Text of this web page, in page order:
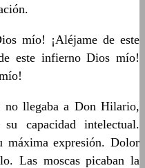
mío! ¡Aléjame de este
este infierno Dios mío!
no llegaba a Don Hilario,
capacidad intelectual.
máxima expresión. Dolor
Las moscas picaban la